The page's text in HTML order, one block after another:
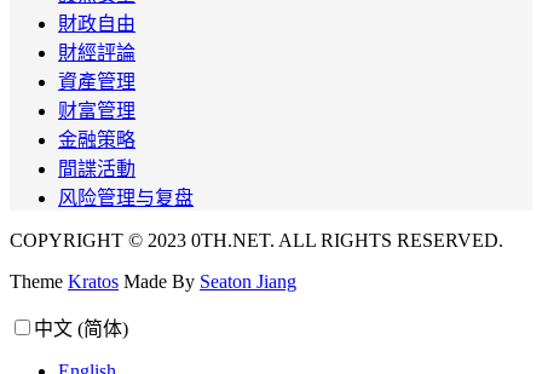
財政自由
財經評論
資產管理
财富管理
金融策略
間諜活動
风险管理与复盘
COPYRIGHT © 2023 0TH.NET. ALL RIGHTS RESERVED.
Theme Kratos Made By Seaton Jiang
中文 (简体)